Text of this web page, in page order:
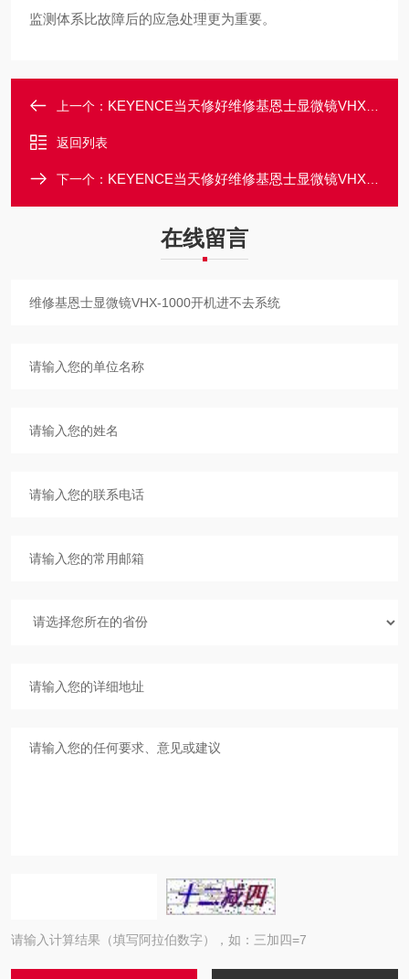
监测体系比故障后的应急处理更为重要。
上一个： KEYENCE当天修好维修基恩士显微镜VHX-1000上电屏幕不显示
返回列表
下一个： KEYENCE当天修好维修基恩士显微镜VHX-1000卡在界面死机不动
在线留言
请输入计算结果（填写阿拉伯数字），如：三加四=7